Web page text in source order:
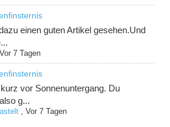
einen guten Artikel gesehen.Und
Vor 7 Tagen
vor Sonnenuntergang. Du
g...
,Vor 7 Tagen